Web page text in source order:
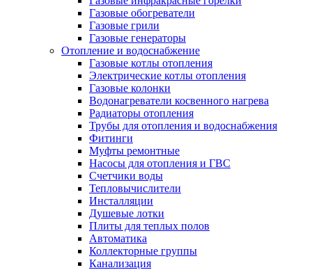
Газовые обогреватели
Газовые грили
Газовые генераторы
Отопление и водоснабжение
Газовые котлы отопления
Электрические котлы отопления
Газовые колонки
Водонагреватели косвенного нагрева
Радиаторы отопления
Трубы для отопления и водоснабжения
Фитинги
Муфты ремонтные
Насосы для отопления и ГВС
Счетчики воды
Тепловычислители
Инсталляции
Душевые лотки
Плиты для теплых полов
Автоматика
Коллекторные группы
Канализация